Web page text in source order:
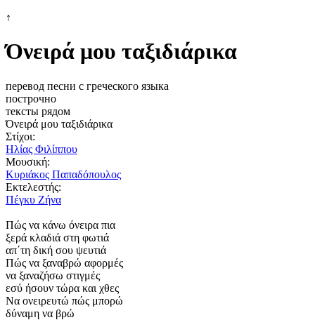
↑
Όνειρά μου ταξιδιάρικα
перевод песни с греческого языка
построчно
тексты рядом
Όνειρά μου ταξιδιάρικα
Στίχοι:
Ηλίας Φιλίππου
Μουσική:
Κυριάκος Παπαδόπουλος
Εκτελεστής:
Πέγκυ Ζήνα
Πώς να κάνω όνειρα πια
ξερά κλαδιά στη φωτιά
απ΄τη δική σου ψευτιά
Πώς να ξαναβρώ αφορμές
να ξαναζήσω στιγμές
εσύ ήσουν τώρα και χθες
Να ονειρευτώ πώς μπορώ
δύναμη να βρώ